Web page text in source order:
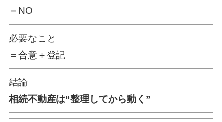
＝NO
必要なこと
＝合意＋登記
結論
相続不動産は“整理してから動く”